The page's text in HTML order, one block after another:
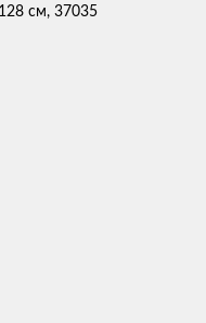
см, 37035